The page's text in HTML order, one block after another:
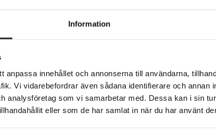
Information
anpassa innehållet och annonserna till användarna,
Vi vidarebefordrar även sådana identifierare och annan
analysföretag som vi samarbetar med. Dessa kan i sin
eller som de har samlat in när du har använt
Volkswagen Passat
language
than Swedish. To better service our friends
we have an English language site (kvdcars.com) that
all the same vehicles and services.
Continue in